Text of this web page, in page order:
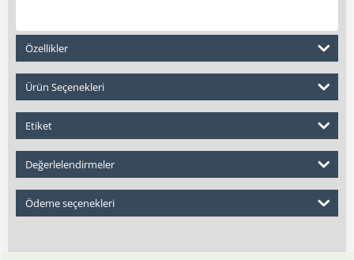
Özellikler
Ürün Seçenekleri
Etiket
Değerlelendirmeler
Ödeme seçenekleri